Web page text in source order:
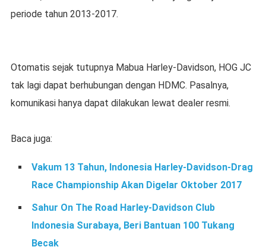
periode tahun 2013-2017.
Otomatis sejak tutupnya Mabua Harley-Davidson, HOG JC
tak lagi dapat berhubungan dengan HDMC. Pasalnya,
komunikasi hanya dapat dilakukan lewat dealer resmi.
Baca juga:
Vakum 13 Tahun, Indonesia Harley-Davidson-Drag
Race Championship Akan Digelar Oktober 2017
Sahur On The Road Harley-Davidson Club
Indonesia Surabaya, Beri Bantuan 100 Tukang
Becak